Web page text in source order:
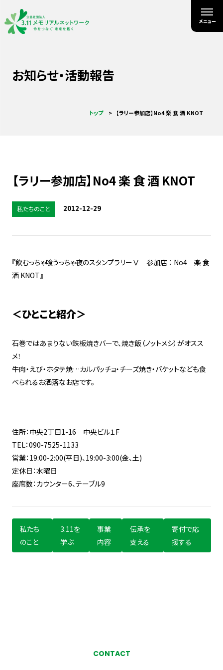
お知らせ・活動報告
トップ 【ラリー参加店】No4 楽 食 酒 KNOT
【ラリー参加店】No4 楽 食 酒 KNOT
私たちのこと 2012-12-29
『飲むっちゃ喰うっちゃ夜のスタンプラリーⅤ 参加店 ： No4 楽 食
酒 KNOT』
＜ひとこと紹介＞
石巻ではあまりない鉄板焼きバーで、焼き飯（ノットメシ）がオスス
メ！
牛肉・えび・ホタテ焼…カルパッチョ・チーズ焼き・バケットなども食
べられるお洒落なお店です。
住所：中央2丁目1-16 中央ビル１F
TEL：090-7525-1133
営業：19:00-2:00(平日)、19:00-3:00(金、土)
定休日：水曜日
座席数：カウンター6、テーブル9
私たち
のこと
3.11を
学ぶ
事業
内容
伝承を
支える
寄付で応
援する
CONTACT